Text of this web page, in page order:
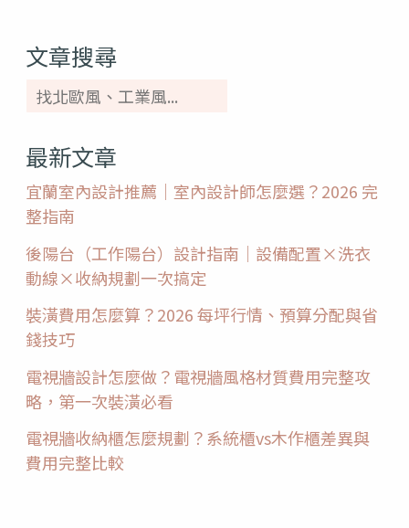
要
量
文章搜尋
最新文章
宜蘭室內設計推薦｜室內設計師怎麼選？2026 完
整指南
後陽台（工作陽台）設計指南｜設備配置×洗衣
動線×收納規劃一次搞定
裝潢費用怎麼算？2026 每坪行情、預算分配與省
錢技巧
電視牆設計怎麼做？電視牆風格材質費用完整攻
略，第一次裝潢必看
電視牆收納櫃怎麼規劃？系統櫃vs木作櫃差異與
費用完整比較